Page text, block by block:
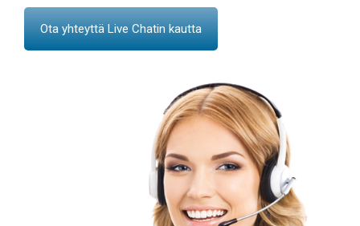
Ota yhteyttä Live Chatin kautta